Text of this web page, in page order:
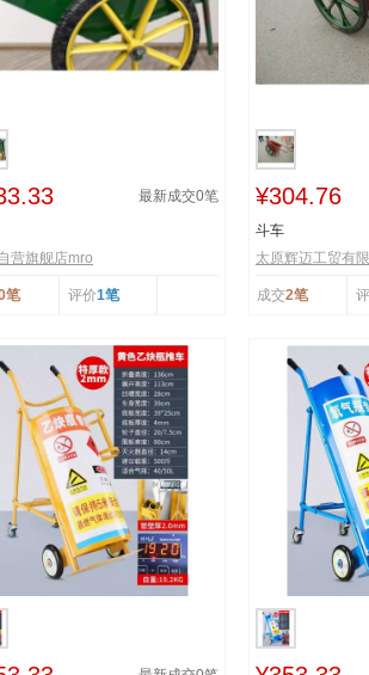
最新成交0笔
营旗舰店mro
笔 评价1笔
¥304.76
斗车
太原辉迈工贸有
成交2笔